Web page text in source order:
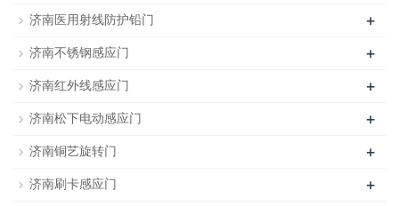
济南医用射线防护铅门 +
济南不锈钢感应门 +
济南红外线感应门 +
济南松下电动感应门 +
济南铜艺旋转门 +
济南刷卡感应门 +